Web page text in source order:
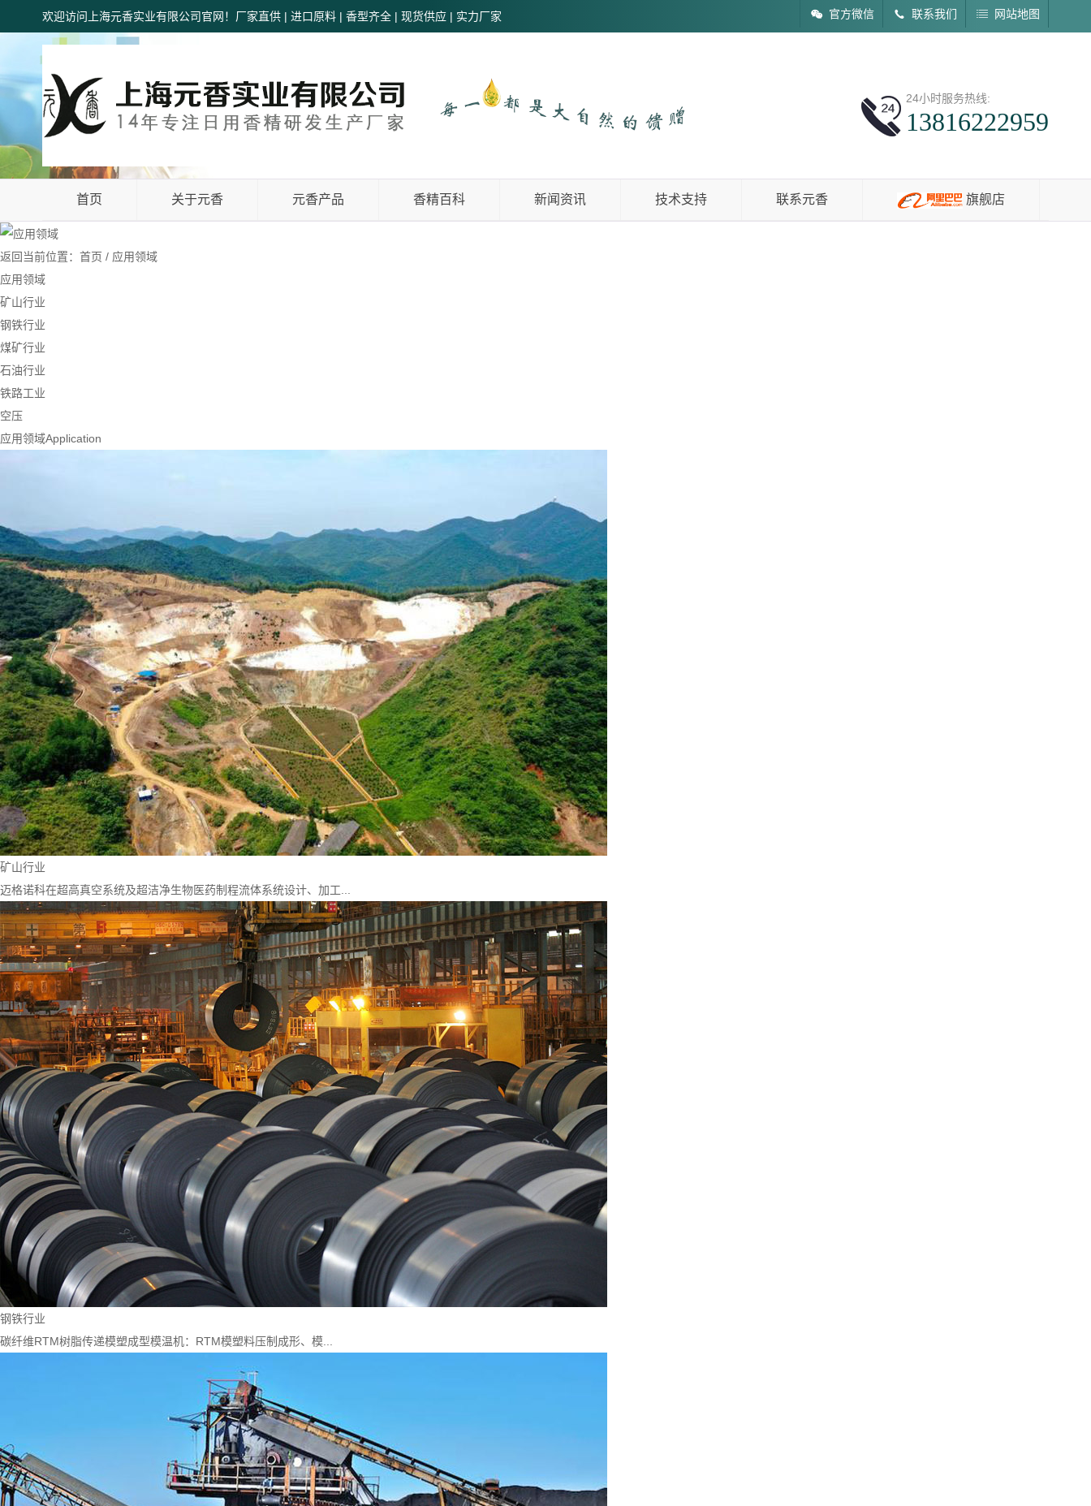
欢迎访问上海元香实业有限公司官网！厂家直供 | 进口原料 | 香型齐全 | 现货供应 | 实力厂家 官方微信 联系我们 网站地图
24小时服务热线:
13816222959
首页 关于元香 元香产品 香精百科 新闻资讯 技术支持 联系元香 旗舰店
返回 当前位置： 首页 / 应用领域
应用领域
矿山行业
钢铁行业
煤矿行业
石油行业
铁路工业
空压
应用领域Application
矿山行业
迈格诺科在超高真空系统及超洁净生物医药制程流体系统设计、加工...
钢铁行业
碳纤维RTM树脂传递模塑成型模温机：RTM模塑料压制成形、模...